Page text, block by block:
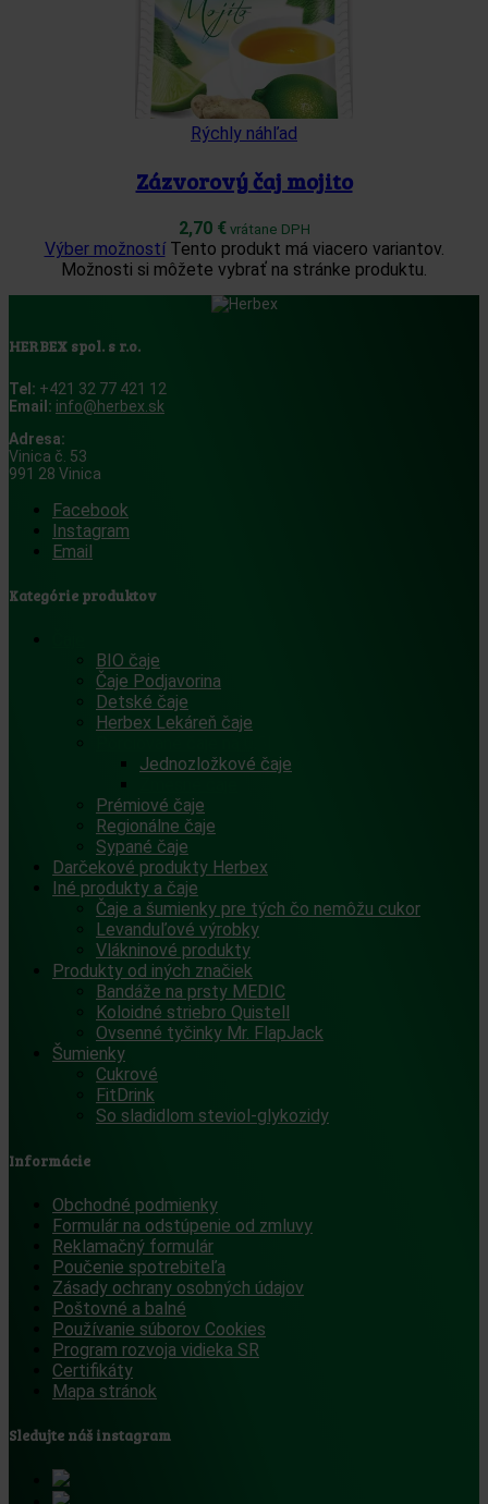
Rýchly náhľad
Zázvorový čaj mojito
2,70 € vrátane DPH
Výber možností Tento produkt má viacero variantov.
Možnosti si môžete vybrať na stránke produktu.
HERBEX spol. s r.o.
Tel: +421 32 77 421 12
Email: info@herbex.sk
Adresa:
Vinica č. 53
991 28 Vinica
Facebook
Instagram
Email
Kategórie produktov
BIO čaje
Čaje Podjavorina
Detské čaje
Herbex Lekáreň čaje
Jednozložkové čaje
Prémiové čaje
Regionálne čaje
Sypané čaje
Darčekové produkty Herbex
Iné produkty a čaje
Čaje a šumienky pre tých čo nemôžu cukor
Levanduľové výrobky
Vlákninové produkty
Produkty od iných značiek
Bandáže na prsty MEDIC
Koloidné striebro Quistell
Ovsenné tyčinky Mr. FlapJack
Šumienky
Cukrové
FitDrink
So sladidlom steviol-glykozidy
Informácie
Obchodné podmienky
Formulár na odstúpenie od zmluvy
Reklamačný formulár
Poučenie spotrebiteľa
Zásady ochrany osobných údajov
Poštovné a balné
Používanie súborov Cookies
Program rozvoja vidieka SR
Certifikáty
Mapa stránok
Sledujte náš instagram